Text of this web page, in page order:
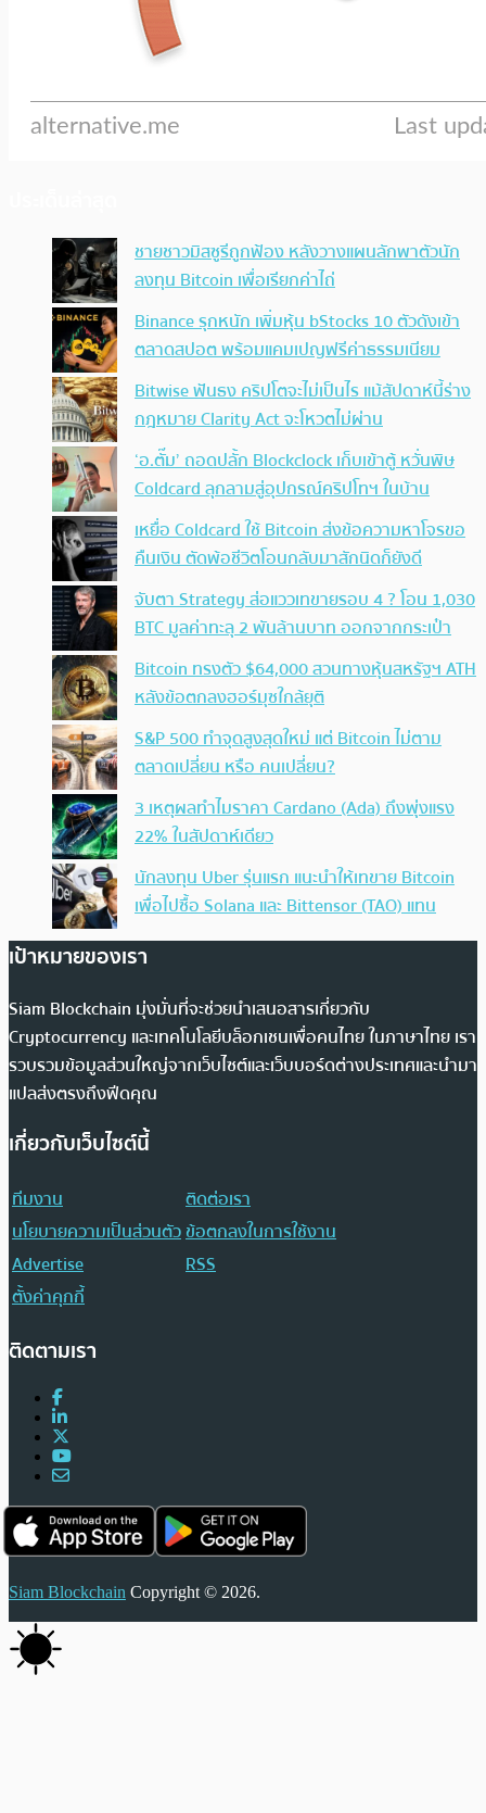
ชายชาวมิสซูรีถูกฟ้อง หลังวางแผนลักพาตัวนัก
ลงทุน Bitcoin เพื่อเรียกค่าไถ่
Binance รุกหนัก เพิ่มหุ้น bStocks 10 ตัวดังเข้า
ตลาดสปอต พร้อมแคมเปญฟรีค่าธรรมเนียม
Bitwise ฟันธง คริปโตจะไม่เป็นไร แม้สัปดาห์นี้ร่าง
กฎหมาย Clarity Act จะโหวตไม่ผ่าน
‘อ.ตั๊ม’ ถอดปลั้ก Blockclock เก็บเข้าตู้ หวั่นพิษ
Coldcard ลุกลามสู่อุปกรณ์คริปโทฯ ในบ้าน
เหยื่อ Coldcard ใช้ Bitcoin ส่งข้อความหาโจรขอ
คืนเงิน ตัดพ้อชีวิตโอนกลับมาสักนิดก็ยังดี
จับตา Strategy ส่อแววเทขายรอบ 4 ? โอน 1,030
BTC มูลค่าทะลุ 2 พันล้านบาท ออกจากกระเป๋า
Bitcoin ทรงตัว $64,000 สวนทางหุ้นสหรัฐฯ ATH
หลังข้อตกลงฮอร์มุซใกล้ยุติ
S&P 500 ทำจุดสูงสุดใหม่ แต่ Bitcoin ไม่ตาม
ตลาดเปลี่ยน หรือ คนเปลี่ยน?
3 เหตุผลทำไมราคา Cardano (Ada) ถึงพุ่งแรง
22% ในสัปดาห์เดียว
นักลงทุน Uber รุ่นแรก แนะนำให้เทขาย Bitcoin
เพื่อไปซื้อ Solana และ Bittensor (TAO) แทน
เป้าหมายของเรา
Siam Blockchain มุ่งมั่นที่จะช่วยนำเสนอสารเกี่ยวกับ
Cryptocurrency และเทคโนโลยีบล็อกเชนเพื่อคนไทย ในภาษาไทย เรา
รวบรวมข้อมูลส่วนใหญ่จากเว็บไซต์และเว็บบอร์ดต่างประเทศและนำมา
แปลส่งตรงถึงฟีดคุณ
เกี่ยวกับเว็บไซต์นี้
ทีมงาน
ติดต่อเรา
นโยบายความเป็นส่วนตัวข้อตกลงในการใช้งาน
Advertise
RSS
ตั้งค่าคุกกี้
ติดตามเรา
Siam Blockchain Copyright © 2026.